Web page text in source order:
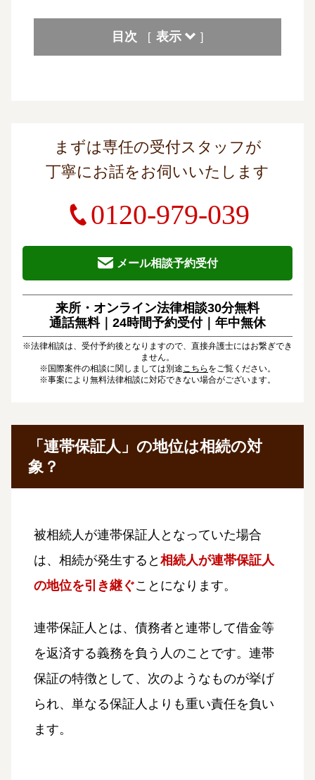
目次 [ 表示 ]
まずは専任の受付スタッフが
丁寧にお話をお伺いいたします
0120-979-039
メール相談予約受付
来所・オンライン法律相談30分無料
通話無料｜24時間予約受付｜ 年中無休
※法律相談は、受付予約後となりますので、直接弁護士にはお繋ぎでき
ません。
※国際案件の相談に関しましては別途 こちら をご覧ください。
※事案により無料法律相談に対応できない場合がございます。
「連帯保証人」の地位は相続の対
象？
被相続人が連帯保証人となっていた場合
は、相続が発生すると 相続人が連帯保証人
の地位を引き継ぐことになります。
連帯保証人とは、債務者と連帯して借金等
を返済する義務を負う人のことです。連帯
保証の特徴として、次のようなものが挙げ
られ、単なる保証人よりも重い責任を負い
ます。